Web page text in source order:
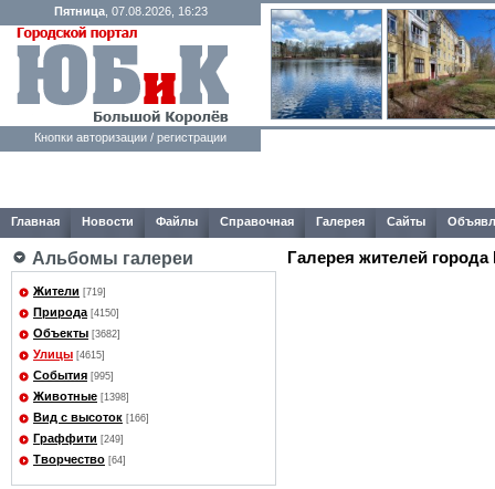
Пятница, 07.08.2026, 16:23
Кнопки авторизации / регистрации
Главная Новости Файлы Справочная Галерея Сайты
Альбомы галереи
Жители [719]
Природа [4150]
Объекты [3682]
Улицы [4615]
События [995]
Животные [1398]
Вид с высоток [166]
Граффити [249]
Творчество [64]
Галерея жителей города